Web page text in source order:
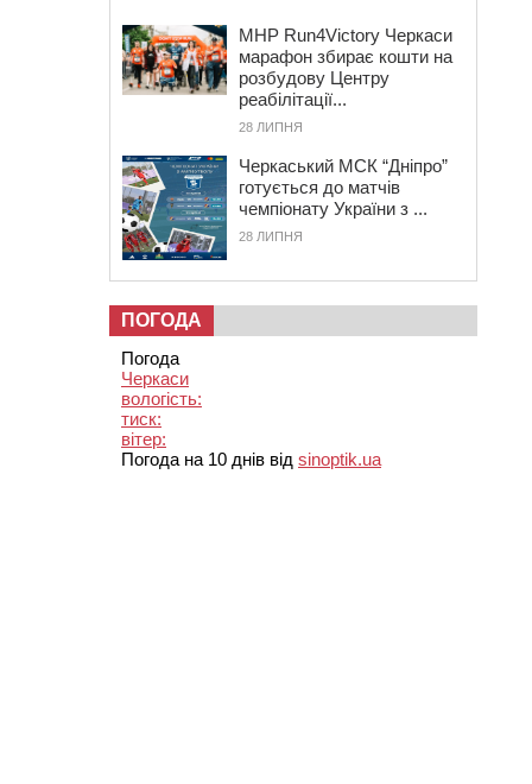
MHP Run4Victory Черкаси
марафон збирає кошти на
розбудову Центру
реабілітації...
28 ЛИПНЯ
Черкаський МСК “Дніпро”
готується до матчів
чемпіонату України з ...
28 ЛИПНЯ
ПОГОДА
Погода
Черкаси
вологість:
тиск:
вітер:
Погода на 10 днів від sinoptik.ua